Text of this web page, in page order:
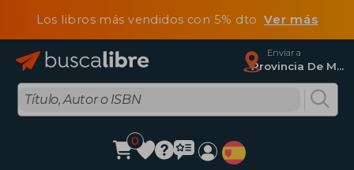
Los libros más vendidos con 5% dtoVer más
Enviar a
Provincia De Madrid
0